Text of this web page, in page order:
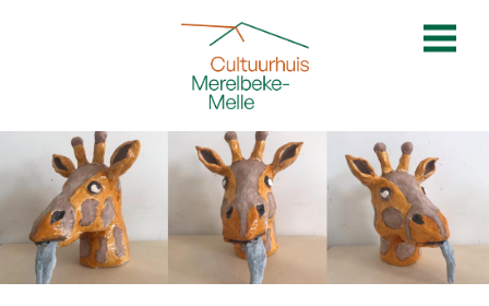
inhoud
gaan